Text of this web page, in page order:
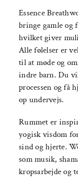
Essence
bringe gamle og
hvilket giver
Alle følelser er
til at møde og
indre barn. Du
processen og få
op undervejs.
Rummet er
yogisk visdom
sind og hjerte.
som musik,
kropsarbejde og